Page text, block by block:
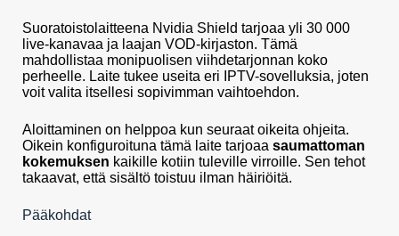
Suoratoistolaitteena Nvidia Shield tarjoaa yli 30 000
live-kanavaa ja laajan VOD-kirjaston. Tämä
mahdollistaa monipuolisen viihdetarjonnan koko
perheelle. Laite tukee useita eri IPTV-sovelluksia, joten
voit valita itsellesi sopivimman vaihtoehdon.
Aloittaminen on helppoa kun seuraat oikeita ohjeita.
Oikein konfiguroituna tämä laite tarjoaa saumattoman
kokemuksen kaikille kotiin tuleville virroille. Sen tehot
takaavat, että sisältö toistuu ilman häiriöitä.
Pääkohdat